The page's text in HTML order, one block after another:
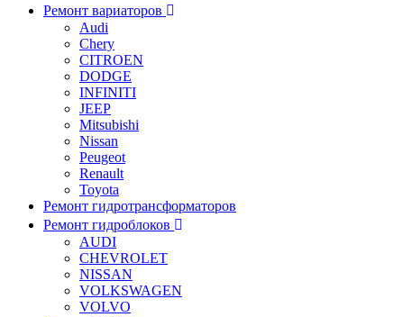
Ремонт вариаторов
Audi
Chery
CITROEN
DODGE
INFINITI
JEEP
Mitsubishi
Nissan
Peugeot
Renault
Toyota
Ремонт гидротрансформаторов
Ремонт гидроблоков
AUDI
CHEVROLET
NISSAN
VOLKSWAGEN
VOLVO